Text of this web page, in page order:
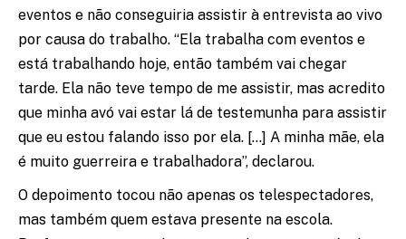
eventos e não conseguiria assistir à entrevista ao vivo
por causa do trabalho. “Ela trabalha com eventos e
está trabalhando hoje, então também vai chegar
tarde. Ela não teve tempo de me assistir, mas acredito
que minha avó vai estar lá de testemunha para assistir
que eu estou falando isso por ela. […] A minha mãe, ela
é muito guerreira e trabalhadora”, declarou.
O depoimento tocou não apenas os telespectadores,
mas também quem estava presente na escola.